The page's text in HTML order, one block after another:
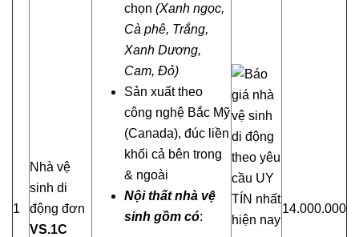
1
Nhà vệ
sinh di
động đơn
VS.1C
chọn (Xanh ngọc,
Cà phê, Trắng,
Xanh Dương,
Cam, Đỏ)
Sản xuất theo
công nghệ Bắc Mỹ
(Canada), đúc liền
khối cả bên trong
& ngoài
Nội thất nhà vệ
sinh gồm có:
14.000.000